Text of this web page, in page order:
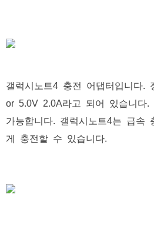
갤럭시노트4 충전 어댑터입니다.
or 5.0V 2.0A라고 되어 있습니다.
가능합니다. 갤럭시노트4는 급속
게 충전할 수 있습니다.